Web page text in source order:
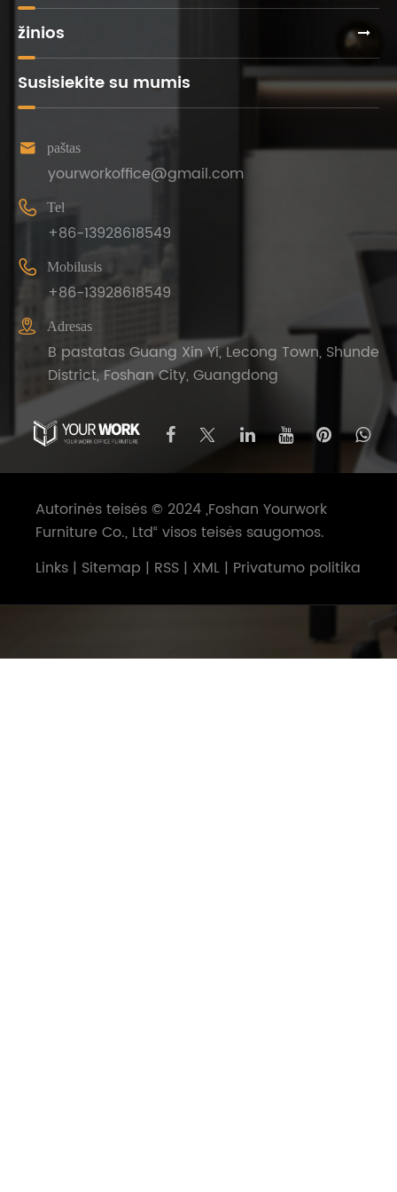
žinios
Susisiekite su mumis
 paštas
yourworkoffice@gmail.com
 Tel
+86-13928618549
 Mobilusis
+86-13928618549
 Adresas
B pastatas Guang Xin Yi, Lecong Town, Shunde
District, Foshan City, Guangdong
Autorinės teisės © 2024 „Foshan Yourwork
Furniture Co., Ltd“ visos teisės saugomos.
Links | Sitemap | RSS | XML | Privatumo politika